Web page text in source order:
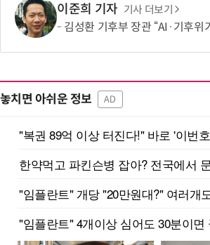
이준희 기자 기사 더보기
김성환 기후부 장관 “AI·기후위기, 대한민국이 함께
놓치면 아쉬운 정보 AD